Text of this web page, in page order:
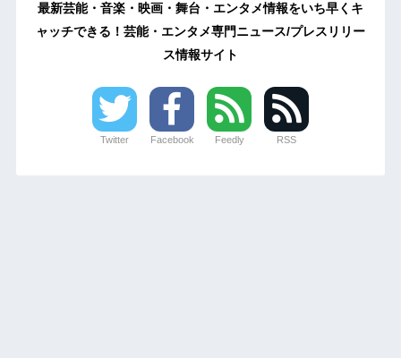
最新芸能・音楽・映画・舞台・エンタメ情報をいち早くキ
ャッチできる！芸能・エンタメ専門ニュース/プレスリリー
ス情報サイト
Twitter Facebook Feedly RSS